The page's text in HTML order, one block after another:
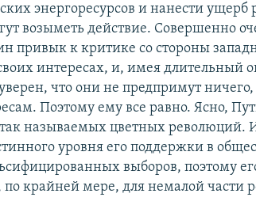
энергоресурсов и нанести ущерб
возыметь действие. Совершенно
привык к критике со стороны
интересах, и, имея длительный
что они не предпримут
Поэтому ему все равно. Ясно,
так называемых цветных революций.
уровня его поддержки в
выборов, поэтому
крайней мере, для немалой части